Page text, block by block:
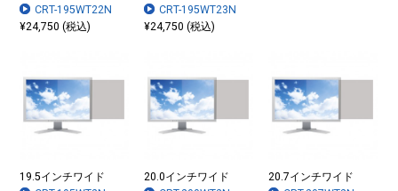
CRT-195WT22N
¥24,750 (税込)
CRT-195WT23N
¥24,750 (税込)
19.5インチワイド
20.0インチワイド
20.7インチワイド